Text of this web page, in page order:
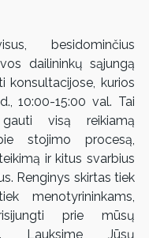
besidominčius
dailininkų sąjungą
konsultacijose, kurios
10:00-15:00 val. Tai
visą reikiamą
stojimo procesą,
ir kitus svarbius
Renginys skirtas tiek
menotyrininkams,
prie mūsų
Lauksime Jūsų